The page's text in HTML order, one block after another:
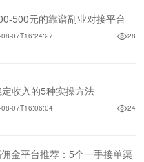
500元的靠谱副业对接平台
07T16:24:27 28
收入的5种实操方法
07T16:06:04 24
金平台推荐：5个一手接单渠